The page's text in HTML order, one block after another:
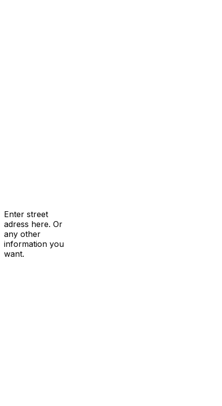
Enter street
adress here. Or
any other
information you
want.